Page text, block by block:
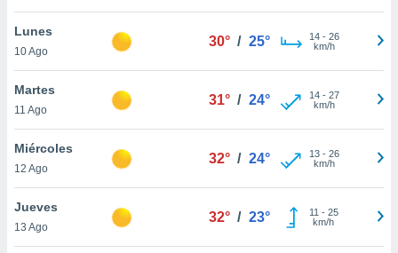
de
Lunes
10 Ago
30° / 25° 14- 26
km/h
Martes
11 Ago
31° / 24° 14- 27
km/h
Miércoles
12 Ago
32° / 24° 13- 26
km/h
Jueves
13 Ago
32° / 23° 11 - 25
km/h